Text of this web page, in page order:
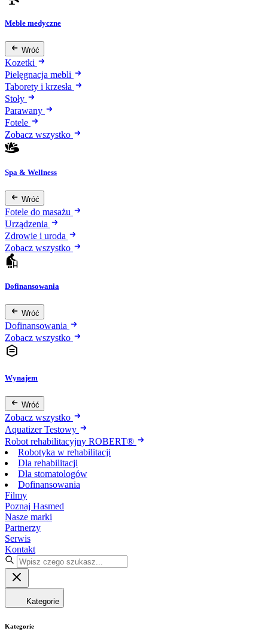
Meble medyczne
Wróć
Kozetki
Pielęgnacja mebli
Taborety i krzesła
Stoły
Parawany
Fotele
Zobacz wszystko
Spa & Wellness
Wróć
Fotele do masażu
Urządzenia
Zdrowie i uroda
Zobacz wszystko
Dofinansowania
Wróć
Dofinansowania
Zobacz wszystko
Wynajem
Wróć
Zobacz wszystko
Aquatizer Testowy
Robot rehabilitacyjny ROBERT®
Robotyka w rehabilitacji
Dla rehabilitacji
Dla stomatologów
Dofinansowania
Filmy
Poznaj Hasmed
Nasze marki
Partnerzy
Serwis
Kontakt
Kategorie
Kategorie